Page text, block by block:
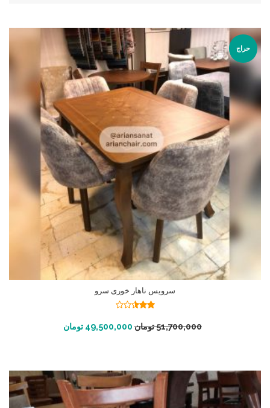
حراج
سرویس ناهار خوری سرو
از 5
51,700,000تومان 49,500,000 تومان افزودن به سبد خرید